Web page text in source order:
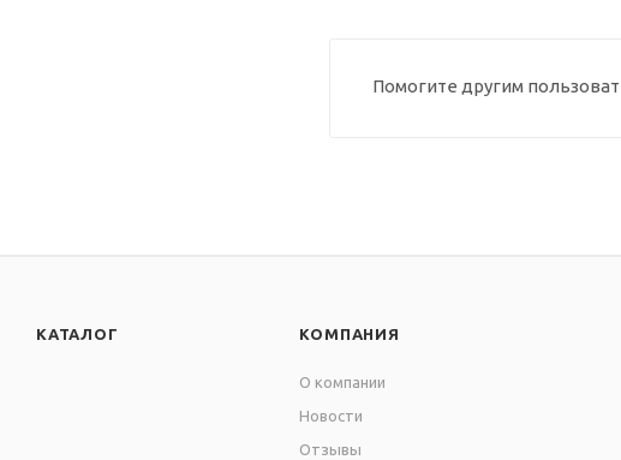
Помогите другим
КАТАЛОГ КОМПАНИЯ
О компании
Новости
Отзывы